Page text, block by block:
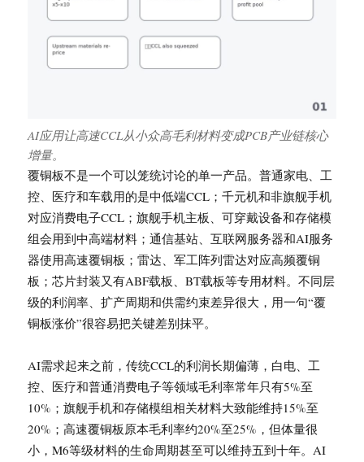
AI应用让高速CCL从小众高毛利材料变成PCB产业链核心
增量。
覆铜板不是一个可以笼统讨论的单一产品。普通家电、工
控、医疗和车载用的是中低端CCL；千元机和非旗舰手机
对应消费电子CCL；旗舰手机主板、可穿戴设备和存储模
组会用到中高端材料；通信基站、互联网服务器和AI服务
器使用高速覆铜板；雷达、军工阵列雷达对应高频覆铜
板；芯片封装又有ABF载板、BT载板等专用材料。不同层
级的利润率、扩产周期和供需约束差异很大，用一句“覆
铜板涨价”很容易把关键差别抹平。
AI需求起来之前，传统CCL的利润长期偏薄，白电、工
控、医疗和普通消费电子等领域毛利率常年只有5%至
10%；旗舰手机和存储模组相关材料大致能维持15%至
20%；高速覆铜板原本毛利率约20%至25%，但体量很
小，M6等级材料的生命周期甚至可以维持五到十年。AI